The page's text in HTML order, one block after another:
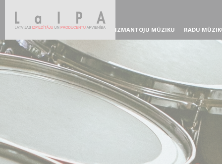
IZMANTOJU MŪZIKU RADU